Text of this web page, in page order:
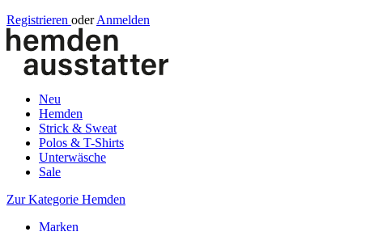
Registrieren oder Anmelden
Neu
Hemden
Strick & Sweat
Polos & T-Shirts
Unterwäsche
Sale
Zur Kategorie Hemden
Marken